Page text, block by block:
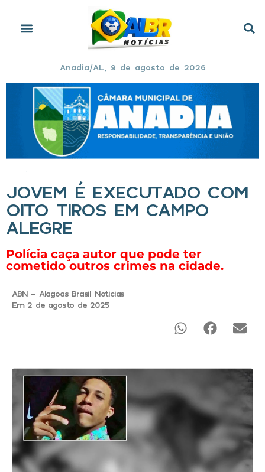
Anadia/AL, 9 de agosto de 2026
JOVEM É EXECUTADO COM
OITO TIROS EM CAMPO
ALEGRE
Polícia caça autor que pode ter
cometido outros crimes na cidade.
ABN - Alagoas Brasil Noticias
Em 2 de agosto de 2025